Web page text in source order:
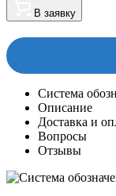
В заявку
Система
Описание
Доставка и
Вопросы
Отзывы